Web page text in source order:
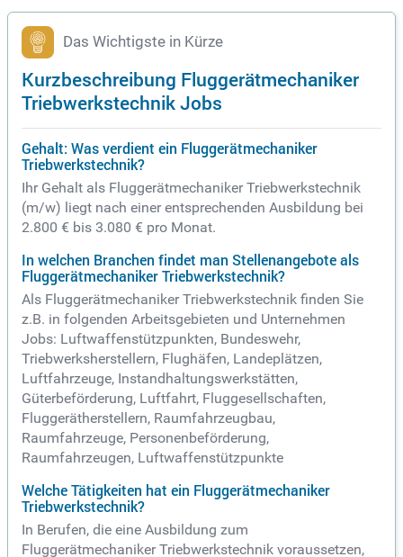
Das Wichtigste in Kürze
Kurzbeschreibung Fluggerätmechaniker
Triebwerkstechnik Jobs
Gehalt: Was verdient ein Fluggerätmechaniker
Triebwerkstechnik?
Ihr Gehalt als Fluggerätmechaniker Triebwerkstechnik
(m/w) liegt nach einer entsprechenden Ausbildung bei
2.800 € bis 3.080 € pro Monat.
In welchen Branchen findet man Stellenangebote als
Fluggerätmechaniker Triebwerkstechnik?
Als Fluggerätmechaniker Triebwerkstechnik finden Sie
z.B. in folgenden Arbeitsgebieten und Unternehmen
Jobs: Luftwaffenstützpunkten, Bundeswehr,
Triebwerksherstellern, Flughäfen, Landeplätzen,
Luftfahrzeuge, Instandhaltungswerkstätten,
Güterbeförderung, Luftfahrt, Fluggesellschaften,
Fluggerätherstellern, Raumfahrzeugbau,
Raumfahrzeuge, Personenbeförderung,
Raumfahrzeugen, Luftwaffenstützpunkte
Welche Tätigkeiten hat ein Fluggerätmechaniker
Triebwerkstechnik?
In Berufen, die eine Ausbildung zum
Fluggerätmechaniker Triebwerkstechnik voraussetzen,